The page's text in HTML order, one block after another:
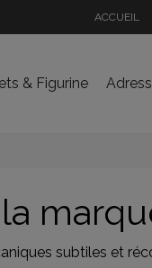
ACCUEIL
& Figurine
subtiles et